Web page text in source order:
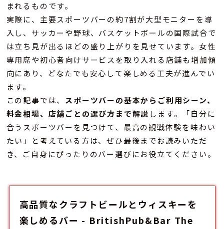
まれるものです。
実際に、主要スポーツバーの約7割が大型モニターを導
入し、サッカーや野球、バスケットボールの国際試合で
は立ち見が出るほどの盛り上がりを見せています。女性
専用席や初心者向けサービスを取り入れる店舗も増加傾
向にあり、どなたでも安心して楽しめる工夫が進んでい
ます。
この記事では、 スポーツバーの基本からご利用シーン、
料金相場、店舗ごとの選び方まで解説 します。「自分に
合うスポーツバーを見つけて、最高の観戦体験を味わい
たい」と考えている方は、ぜひ最後までお読みいただ
き、ご自身にぴったりのバー選びにお役立てください。
高品質なクラフトビールとウィスキーを
楽しめるバー - BritishPub&Bar The